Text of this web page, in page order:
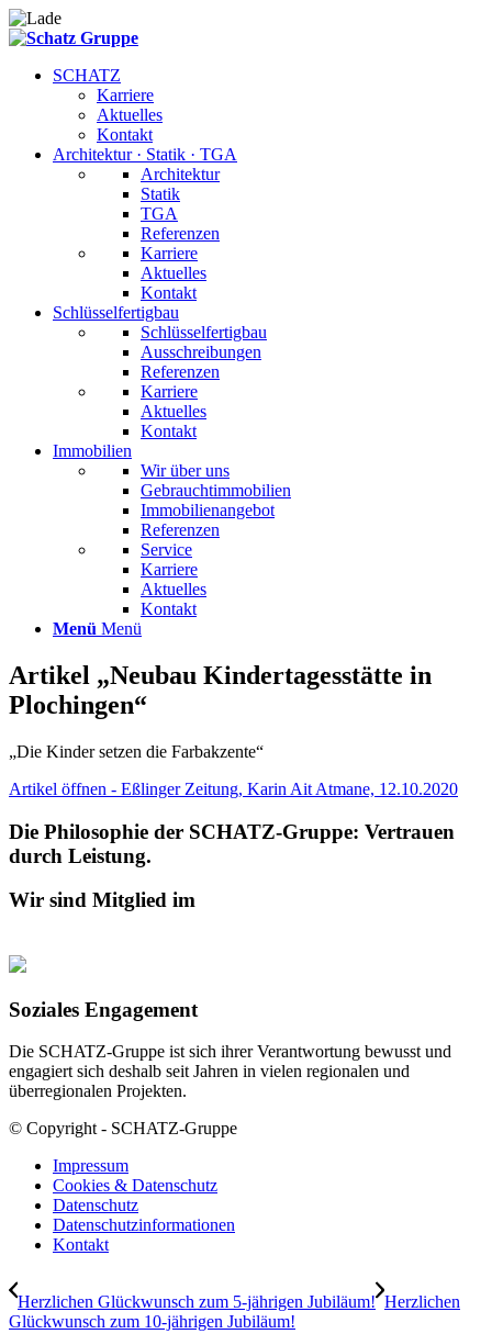
SCHATZ
Karriere
Aktuelles
Kontakt
Architektur · Statik · TGA
Architektur
Statik
TGA
Referenzen
Karriere
Aktuelles
Kontakt
Schlüsselfertigbau
Schlüsselfertigbau
Ausschreibungen
Referenzen
Karriere
Aktuelles
Kontakt
Immobilien
Wir über uns
Gebrauchtimmobilien
Immobilienangebot
Referenzen
Service
Karriere
Aktuelles
Kontakt
Menü Menü
Artikel „Neubau Kindertagesstätte in
Plochingen“
„Die Kinder setzen die Farbakzente“
Artikel öffnen - Eßlinger Zeitung, Karin Ait Atmane, 12.10.2020
Die Philosophie der SCHATZ-Gruppe: Vertrauen
durch Leistung.
Wir sind Mitglied im
Soziales Engagement
Die SCHATZ-Gruppe ist sich ihrer Verantwortung bewusst und
engagiert sich deshalb seit Jahren in vielen regionalen und
überregionalen Projekten.
© Copyright - SCHATZ-Gruppe
Impressum
Cookies & Datenschutz
Datenschutz
Datenschutzinformationen
Kontakt
Herzlichen Glückwunsch zum 5-jährigen Jubiläum! Herzlichen
Glückwunsch zum 10-jährigen Jubiläum!